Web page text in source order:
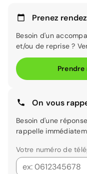
Prenez
Besoin d'un
et/ou de reprise ?
Prendre
On vous
Besoin d'une
rappelle
Votre numéro de